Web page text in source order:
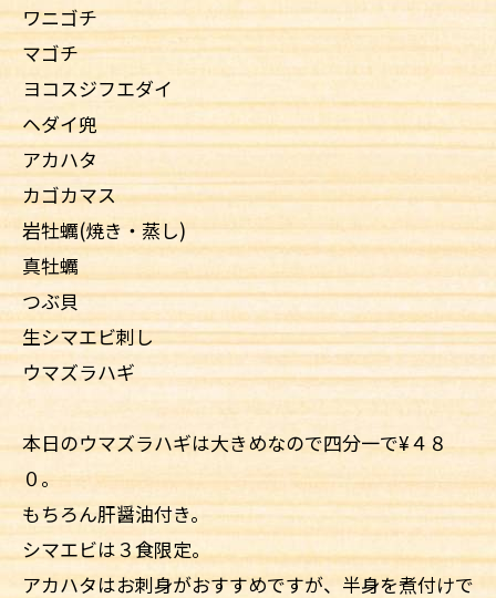
ワニゴチ
マゴチ
ヨコスジフエダイ
ヘダイ兜
アカハタ
カゴカマス
岩牡蠣(焼き・蒸し)
真牡蠣
つぶ貝
生シマエビ刺し
ウマズラハギ
本日のウマズラハギは大きめなので四分一で¥４８
０。
もちろん肝醤油付き。
シマエビは３食限定。
アカハタはお刺身がおすすめですが、半身を煮付けで